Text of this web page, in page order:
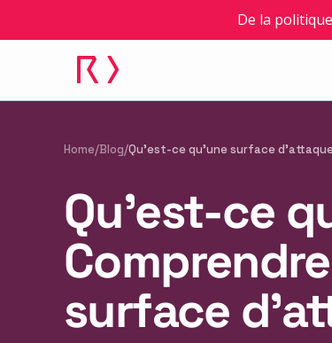
De la
Home/Blog/Qu'est-ce qu'une surface
Qu'est-ce
surface